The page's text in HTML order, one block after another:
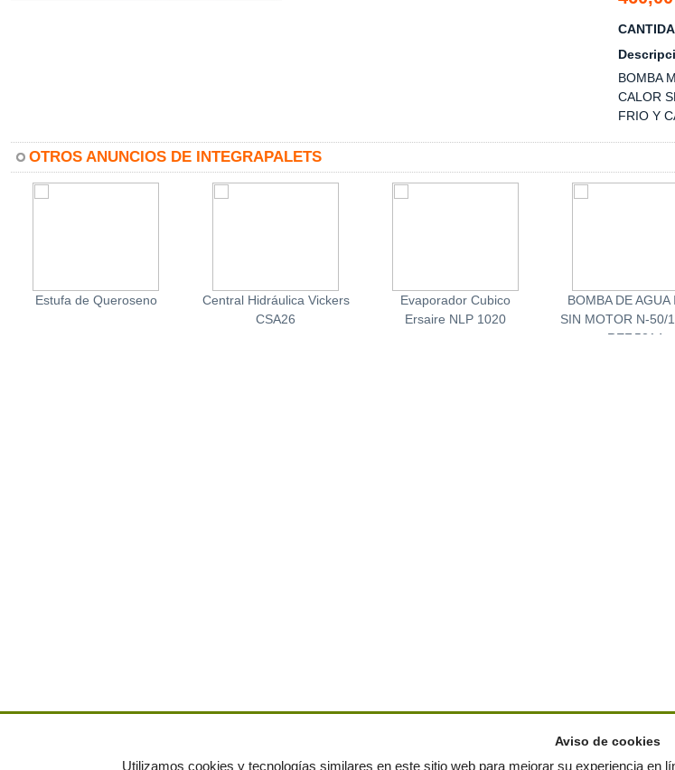
BOMBA
CALOR
FRIO Y
OTROS ANUNCIOS DE INTEGRAPALETS
Estufa de Queroseno
Central Hidráulica Vickers
CSA26
Evaporador Cubico
Ersaire NLP 1020
BOMBA DE AGUA
SIN MOTOR N-50/
REF.5214
Aviso de cookies
Utilizamos cookies y tecnologías similares en este sitio web para mejorar su experiencia en